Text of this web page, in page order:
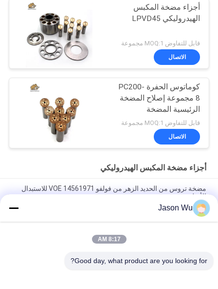
أجزاء مضخة المكبس
الهيدروليكي LPVD45
قابل للتفاوض MOQ:1 مجموعة
الاتصال
كوماتوس الحفرة PC200-
8 مجموعة إصلاح المضخة
الرئيسية المضخة
الهيدروليكية جزء مضخة
البستون صيانة خدمات
إصلاح
قابل للتفاوض MOQ:1 مجموعة
الاتصال
أجزاء مضخة المكبس الهيدروليكي
مضخة تروس من الحديد الزهر من فولفو VOE 14561971 للاستبدال
الأصلي
الأصلي
Jason Wu
8:17 AM
Good day, what product are you looking for?